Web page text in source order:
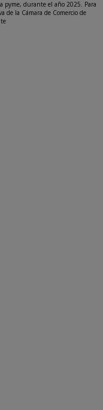
pyme, durante el año 2025. Para
de la Cámara de Comercio de